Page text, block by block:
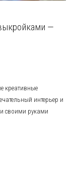
—
креативные
интерьер и
своими руками